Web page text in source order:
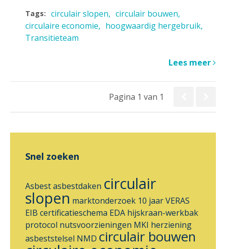
Tags: circulair slopen
circulair bouwen
circulaire economie
hoogwaardig hergebruik
Transitieteam
Lees meer
Pagina 1 van 1
Snel zoeken
Asbestasbestdaken circulair
slopen marktonderzoek 10 jaar VERAS
EIB certificatieschema EDA hijskraan-werkbak
protocol nutsvoorzieningen MKI herziening
asbeststelsel NMD circulair bouwen